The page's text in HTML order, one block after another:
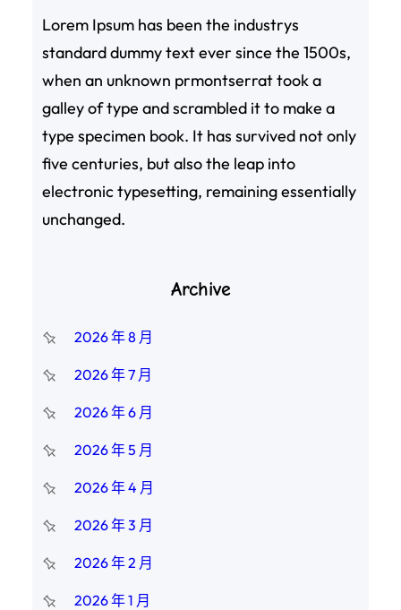
Lorem Ipsum has been the industrys
standard dummy text ever since the 1500s,
when an unknown prmontserrat took a
galley of type and scrambled it to make a
type specimen book. It has survived not only
five centuries, but also the leap into
electronic typesetting, remaining essentially
unchanged.
Archive
2026 年 8 月
2026 年 7 月
2026 年 6 月
2026 年 5 月
2026 年 4 月
2026 年 3 月
2026 年 2 月
2026 年 1 月